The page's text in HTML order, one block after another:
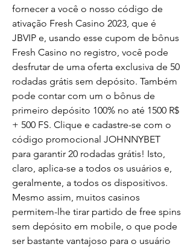
fornecer a você o nosso código de
ativação Fresh Casino 2023, que é
JBVIP e, usando esse cupom de bônus
Fresh Casino no registro, você pode
desfrutar de uma oferta exclusiva de 50
rodadas grátis sem depósito. Também
pode contar com um o bônus de
primeiro depósito 100% no até 1500 R$
+ 500 FS. Clique e cadastre-se com o
código promocional JOHNNYBET
para garantir 20 rodadas grátis! Isto,
claro, aplica-se a todos os usuários e,
geralmente, a todos os dispositivos.
Mesmo assim, muitos casinos
permitem-lhe tirar partido de free spins
sem depósito em mobile, o que pode
ser bastante vantajoso para o usuário